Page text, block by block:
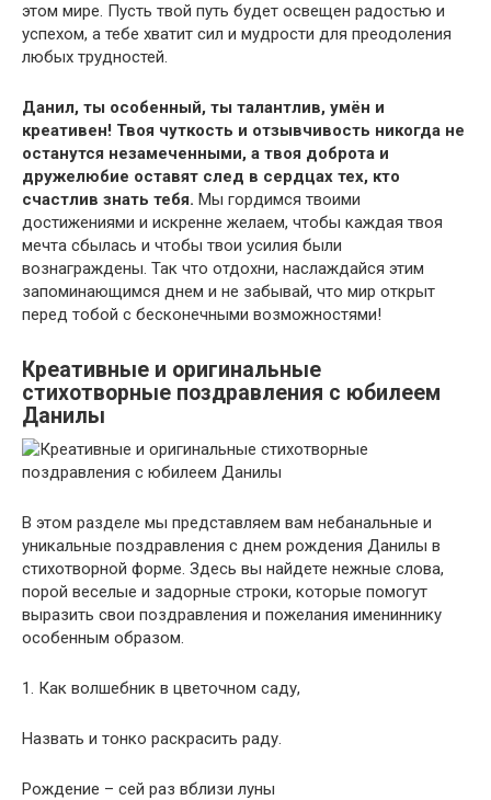
этом мире. Пусть твой путь будет освещен радостью и
успехом, а тебе хватит сил и мудрости для преодоления
любых трудностей.
Данил, ты особенный, ты талантлив, умён и
креативен! Твоя чуткость и отзывчивость никогда не
останутся незамеченными, а твоя доброта и
дружелюбие оставят след в сердцах тех, кто
счастлив знать тебя. Мы гордимся твоими
достижениями и искренне желаем, чтобы каждая твоя
мечта сбылась и чтобы твои усилия были
вознаграждены. Так что отдохни, наслаждайся этим
запоминающимся днем и не забывай, что мир открыт
перед тобой с бесконечными возможностями!
Креативные и оригинальные
стихотворные поздравления с юбилеем
Данилы
В этом разделе мы представляем вам небанальные и
уникальные поздравления с днем рождения Данилы в
стихотворной форме. Здесь вы найдете нежные слова,
порой веселые и задорные строки, которые помогут
выразить свои поздравления и пожелания имениннику
особенным образом.
1. Как волшебник в цветочном саду,
Назвать и тонко раскрасить раду.
Рождение – сей раз вблизи луны